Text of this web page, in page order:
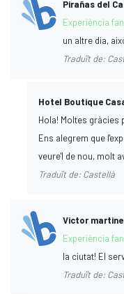
Pirañas del
Experiència
un altre dia,
Traduït de:
Hotel Boutique
Hola! Moltes gràcies
Ens alegrem que
veure'l de nou, molt
Traduït de: Castellà
Victor
Experiència
la ciutat! El
Traduït de: